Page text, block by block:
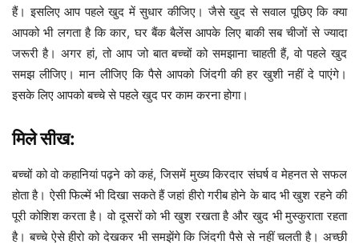
हैं। इसलिए आप पहले खुद में सुधार कीजिए। जैसे खुद से सवाल पूछिए कि क्या
आपको भी लगता है कि कार, घर बैंक बैलेंस आपके लिए बाकी सब चीजों से ज्यादा
जरूरी है। अगर हां, तो आप जो बात बच्चों को समझाना चाहती हैं, वो पहले खुद
समझ लीजिए। मान लीजिए कि पैसे आपको जिंदगी की हर खुशी नहीं दे पाएंगे।
इसके लिए आपको बच्चे से पहले खुद पर काम करना होगा।
मिले सीख:
बच्चों को वो कहानियां पढ़ने को कहं, जिसमें मुख्य किरदार संघर्ष व मेहनत से सफल
होता है। ऐसी फिल्में भी दिखा सकते हैं जहां हीरो गरीब होने के बाद भी खुश रहने की
पूरी कोशिश करता है। वो दूसरों को भी खुश रखता है और खुद भी मुस्कुराता रहता
है। बच्चे ऐसे हीरो को देखकर भी समझेंगे कि जिंदगी पैसे से नहीं चलती है। अच्छी